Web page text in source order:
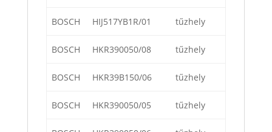
BOSCH HIJ517YB1R/01 tűzhely
BOSCH HKR390050/08 tűzhely
BOSCH HKR39B150/06 tűzhely
BOSCH HKR390050/05 tűzhely